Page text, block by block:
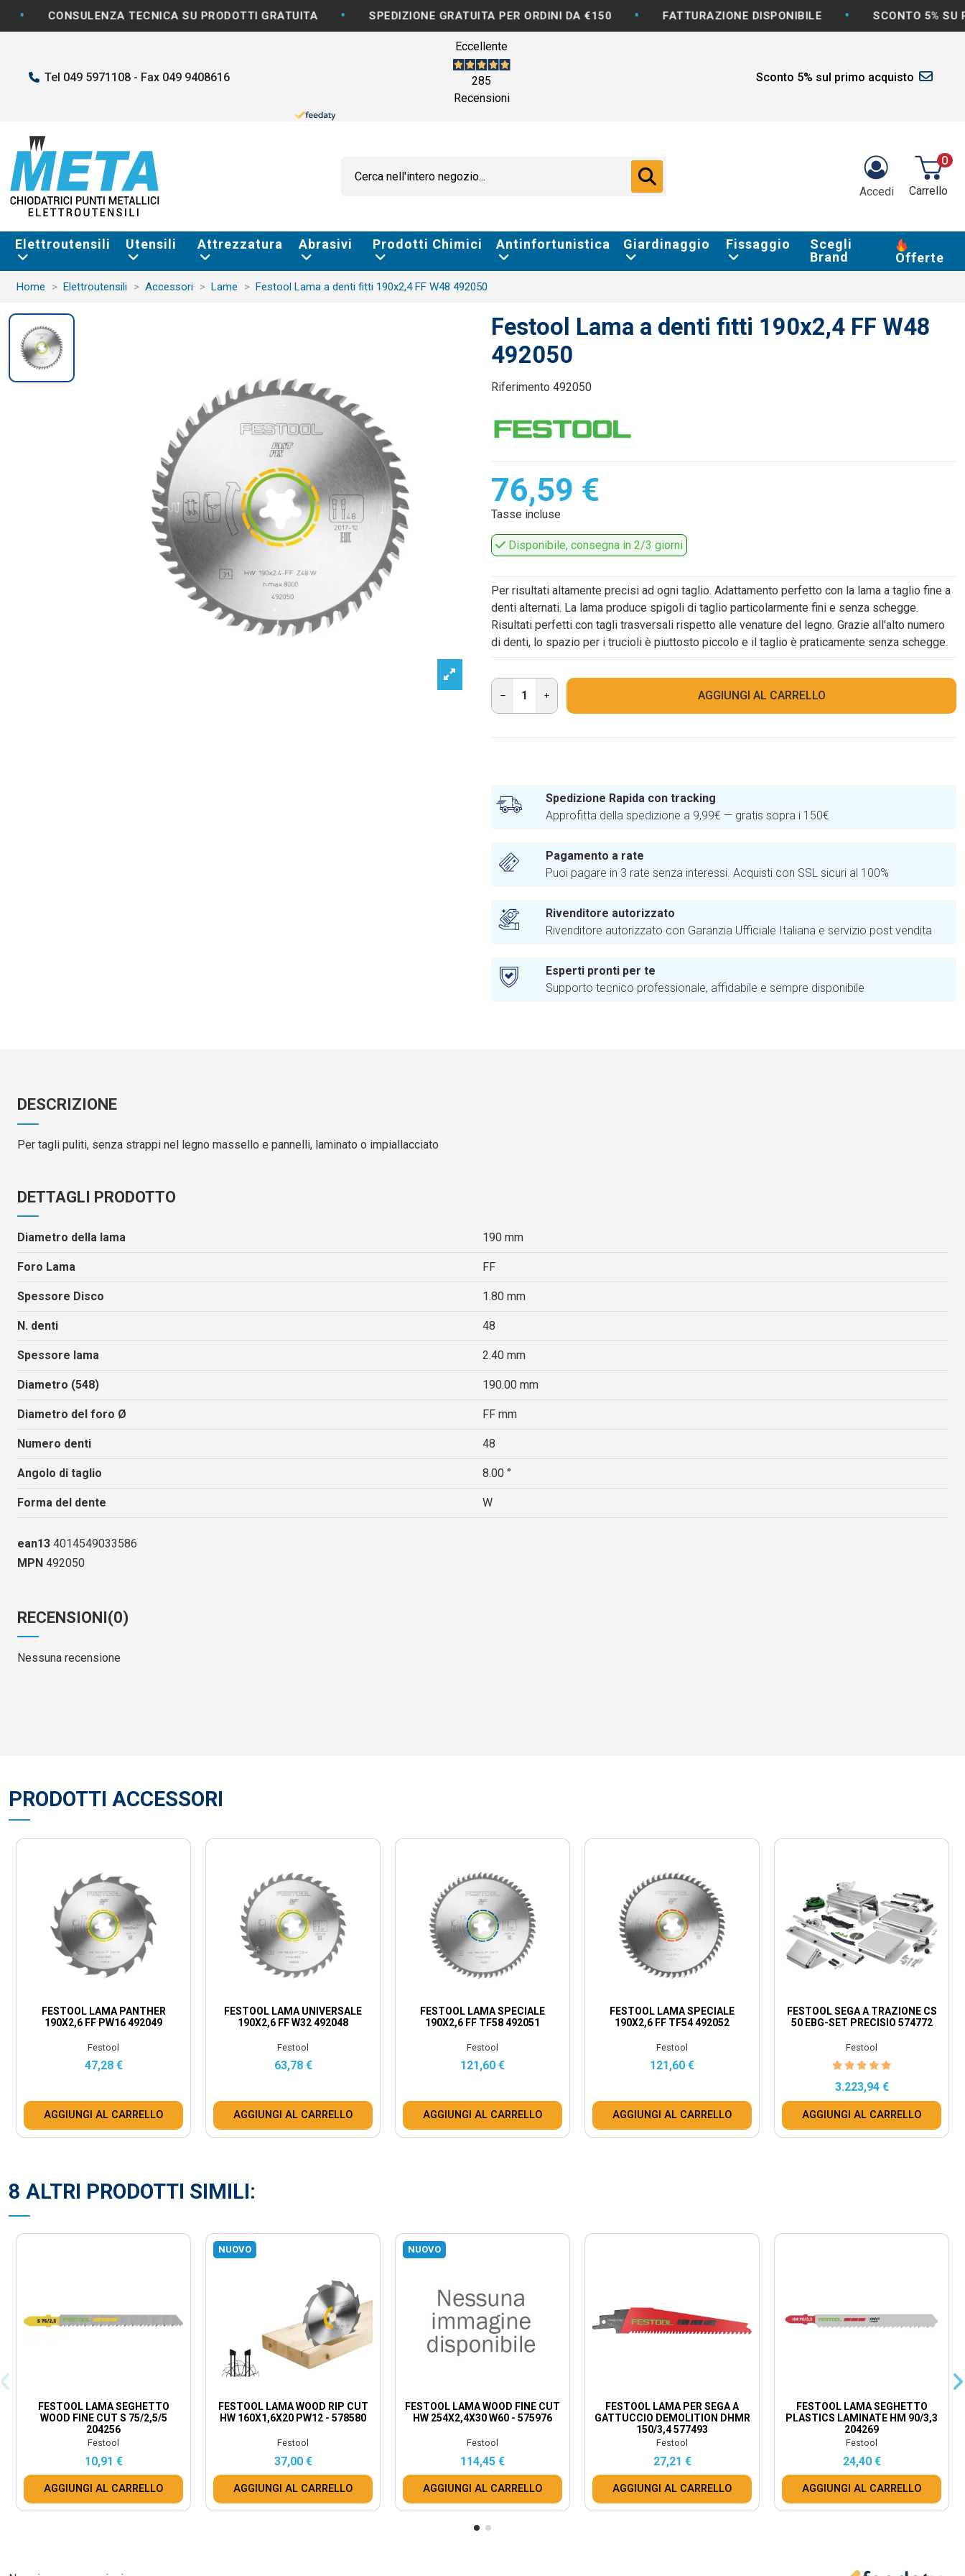
TECNICA SU PRODOTTI GRATUITA • SPEDIZIONE GRATUITA PER ORDINI DA €150 • FATTURAZIONE DISPONIBILE • SCONTO 5% SU PRIMO
Tel 049 5971108 - Fax 049 9408616
Eccellente
285
Recensioni
Sconto 5% sul primo acquisto
Accedi
0
Carrello
Elettroutensili Utensili Attrezzatura Abrasivi Prodotti Chimici Antinfortunistica Giardinaggio Fissaggio
Scegli
Brand
Offerte
Home Elettroutensili Accessori Lame Festool Lama a denti fitti 190x2,4 FF W48 492050
Festool Lama a denti fitti 190x2,4 FF W48
492050
Riferimento 492050
76,59 €
Tasse incluse
Disponibile, consegna in 2/3 giorni
Per risultati altamente precisi ad ogni taglio. Adattamento perfetto con la lama a taglio fine a
denti alternati. La lama produce spigoli di taglio particolarmente fini e senza schegge.
Risultati perfetti con tagli trasversali rispetto alle venature del legno. Grazie all'alto numero
di denti, lo spazio per i trucioli è piuttosto piccolo e il taglio è praticamente senza schegge.
AGGIUNGI AL CARRELLO
Spedizione Rapida con tracking
Approfitta della spedizione a 9,99€ — gratis sopra i 150€
Pagamento a rate
Puoi pagare in 3 rate senza interessi. Acquisti con SSL sicuri al 100%
Rivenditore autorizzato
Rivenditore autorizzato con Garanzia Ufficiale Italiana e servizio post vendita
Esperti pronti per te
Supporto tecnico professionale, affidabile e sempre disponibile
DESCRIZIONE
Per tagli puliti, senza strappi nel legno massello e pannelli, laminato o impiallacciato
DETTAGLI PRODOTTO
Diametro della lama 190 mm
Foro Lama FF
Spessore Disco 1.80 mm
N. denti 48
Spessore lama 2.40 mm
Diametro (548) 190.00 mm
Diametro del foro Ø FF mm
Numero denti 48
Angolo di taglio 8.00 °
Forma del dente W
ean13 4014549033586
MPN 492050
RECENSIONI (0)
Nessuna recensione
PRODOTTI ACCESSORI
FESTOOL LAMA PANTHER
190X2,6 FF PW16 492049
Festool
47,28 €
AGGIUNGI AL CARRELLO
FESTOOL LAMA UNIVERSALE
190X2,6 FF W32 492048
Festool
63,78 €
AGGIUNGI AL CARRELLO
FESTOOL LAMA SPECIALE
190X2,6 FF TF58 492051
Festool
121,60 €
AGGIUNGI AL CARRELLO
FESTOOL LAMA SPECIALE
190X2,6 FF TF54 492052
Festool
121,60 €
AGGIUNGI AL CARRELLO
FESTOOL SEGA A TRAZIONE CS
50 EBG-SET PRECISIO 574772
Festool
3.223,94 €
AGGIUNGI AL CARRELLO
8 ALTRI PRODOTTI SIMILI:
FESTOOL LAMA SEGHETTO
WOOD FINE CUT S 75/2,5/5
204256
Festool
10,91 €
AGGIUNGI AL CARRELLO
NUOVO
FESTOOL LAMA WOOD RIP CUT
HW 160X1,6X20 PW12 - 578580
Festool
37,00 €
AGGIUNGI AL CARRELLO
NUOVO
FESTOOL LAMA WOOD FINE CUT
HW 254X2,4X30 W60 - 575976
Festool
114,45 €
AGGIUNGI AL CARRELLO
FESTOOL LAMA PER SEGA A
GATTUCCIO DEMOLITION DHMR
150/3,4 577493
Festool
27,21 €
AGGIUNGI AL CARRELLO
FESTOOL LAMA SEGHETTO
PLASTICS LAMINATE HM 90/3,3
204269
Festool
24,40 €
AGGIUNGI AL CARRELLO